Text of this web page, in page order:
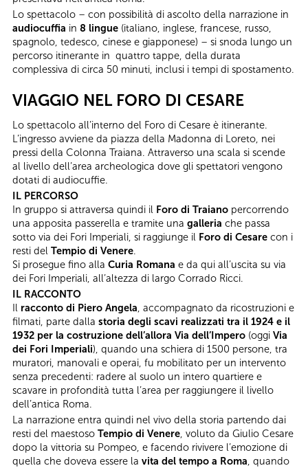
Lo spettacolo – con possibilità di ascolto della narrazione in
audiocuffia in 8 lingue (italiano, inglese, francese, russo,
spagnolo, tedesco, cinese e giapponese) – si snoda lungo un
percorso itinerante in quattro tappe, della durata
complessiva di circa 50 minuti, inclusi i tempi di spostamento.
VIAGGIO NEL FORO DI CESARE
Lo spettacolo all’interno del Foro di Cesare è itinerante.
L’ingresso avviene da piazza della Madonna di Loreto, nei
pressi della Colonna Traiana. Attraverso una scala si scende
al livello dell’area archeologica dove gli spettatori vengono
dotati di audiocuffie.
IL PERCORSO
In gruppo si attraversa quindi il Foro di Traiano percorrendo
una apposita passerella e tramite una galleria che passa
sotto via dei Fori Imperiali, si raggiunge il Foro di Cesare con i
resti del Tempio di Venere.
Si prosegue fino alla Curia Romana e da qui all’uscita su via
dei Fori Imperiali, all’altezza di largo Corrado Ricci.
IL RACCONTO
Il racconto di Piero Angela, accompagnato da ricostruzioni e
filmati, parte dalla storia degli scavi realizzati tra il 1924 e il
1932 per la costruzione dell’allora Via dell’Impero (oggi Via
dei Fori Imperiali), quando una schiera di 1500 persone, tra
muratori, manovali e operai, fu mobilitato per un intervento
senza precedenti: radere al suolo un intero quartiere e
scavare in profondità tutta l’area per raggiungere il livello
dell’antica Roma.
La narrazione entra quindi nel vivo della storia partendo dai
resti del maestoso Tempio di Venere, voluto da Giulio Cesare
dopo la vittoria su Pompeo, e facendo rivivere l’emozione di
quella che doveva essere la vita del tempo a Roma, quando